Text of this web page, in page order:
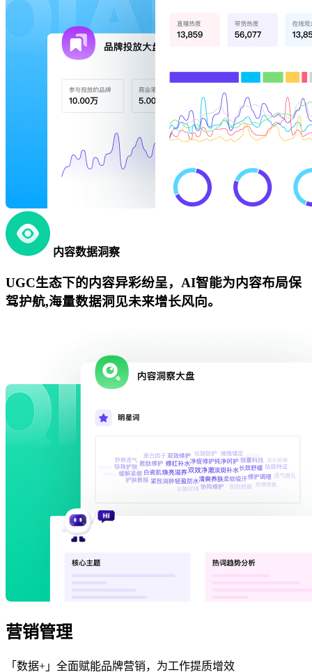
内容数据洞察
UGC生态下的内容异彩纷呈，AI智能为内容布局保
驾护航,海量数据洞见未来增长风向。
营销管理
「数据+」全面赋能品牌营销，为工作提质增效